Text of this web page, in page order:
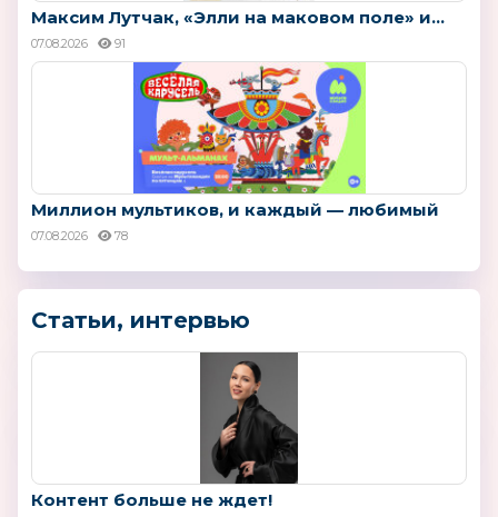
Максим Лутчак, «Элли на маковом поле» и...
07.08.2026 91
Миллион мультиков, и каждый — любимый
07.08.2026 78
Статьи, интервью
Контент больше не ждет!